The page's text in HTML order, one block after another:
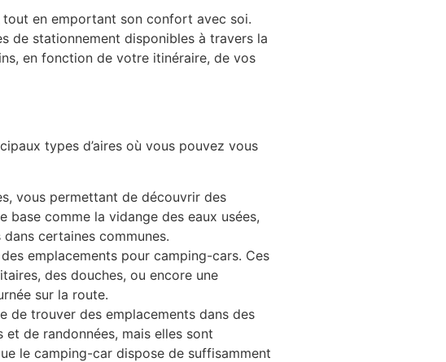
en emportant son confort avec soi.
de stationnement disponibles à travers la
en fonction de votre itinéraire, de vos
types d’aires où vous pouvez vous
vous permettant de découvrir des
comme la vidange des eaux usées,
certaines communes.
emplacements pour camping-cars. Ces
des douches, ou encore une
sur la route.
de trouver des emplacements dans des
de randonnées, mais elles sont
le camping-car dispose de suffisamment